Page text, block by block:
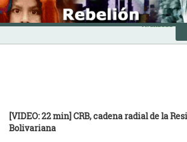
Skip
to
content
INICIO
Avanzada
[VIDEO: 22 min] CRB, cadena radial de la
Bolivariana